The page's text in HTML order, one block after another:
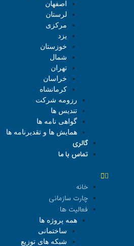
اصفهان
لرستان
مرکزی
یزد
خوزستان
شمال
تهران
خراسان
کرمانشاه
رزومه شرکت
تندیس ها
گواهی نامه ها
همایش ها و تقدیرنامه ها
گالری
تماس با ما
خانه
چارت سازمانی
فعالیت ها
همه پروژه ها
ساختمانی
شبکه های توزیع